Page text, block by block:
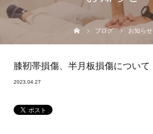
ブログ お知らせ
膝靭帯損傷、半月板損傷について
2023.04.27